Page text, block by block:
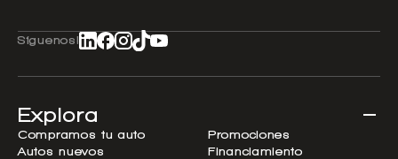
Síguenos!
Explora
Compramos tu auto
Autos nuevos
Promociones
Financiamiento